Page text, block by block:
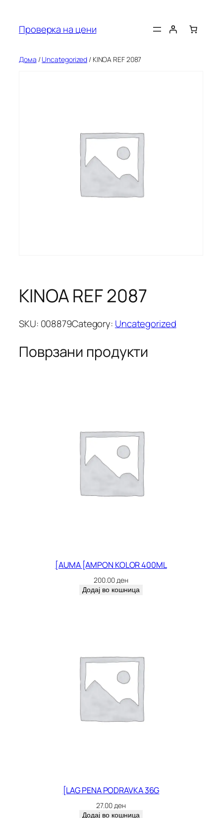
содржината
Проверка на цени
Дома /Uncategorized / KINOA REF 2087
KINOA REF 2087
SKU: 008879Category: Uncategorized
Поврзани продукти
[AUMA [AMPON KOLOR 400ML
200.00ден
Додај во кошница
[LAG PENA PODRAVKA 36G
27.00ден
Додај во кошница